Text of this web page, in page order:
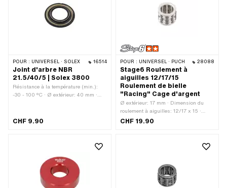
POUR : UNIVERSEL · SOLEX 16514
Joint d'arbre NBR
21.5/40/5 | Solex 3800
Résistance à la température (min.):
-30 - 100 °C · Ø extérieur: 40 mm ·
CHF 9.90
POUR : UNIVERSEL · PUCH 28088
Stage6 Roulement à
aiguilles 12/17/15
Roulement de bielle
"Racing" Cage d'argent
Ø extérieur: 17 mm · Dimension du
roulement à aiguilles: 12/17 x 15 ·
Largeur: 15 mm · Fabricant: Stage6 ·
CHF 19.90